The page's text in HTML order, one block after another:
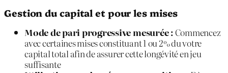
Gestion du capital et pour les mises
Mode de pari progressive mesurée : Commencez
avec certaines mises constituant 1 ou 2% du votre
capital total afin de assurer cette longévité en jeu
suffisante